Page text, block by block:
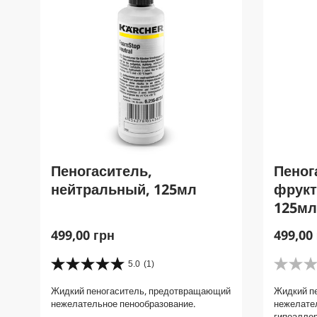
Пеногаситель,
нейтральный, 125мл
C
r
e
n
499,00 грн
5.0 (1)
5
0
и
Жидкий пеногаситель, предотвращающий
нежелательное пенообразование.
125мл
C
r
e
n
499,00
0
0
и
Жидкий